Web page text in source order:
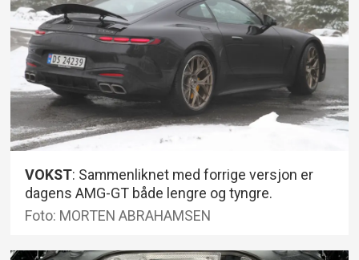
Type, Audi R8, Aston Martin Vantage
VOKST: Sammenliknet med forrige versjon er
dagens AMG-GT både lengre og tyngre.
Foto: MORTEN ABRAHAMSEN